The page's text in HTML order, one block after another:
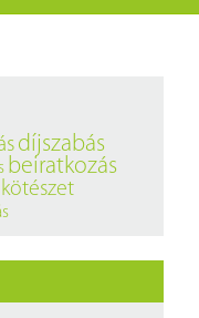
díjszabás
beiratkozás
kötészet